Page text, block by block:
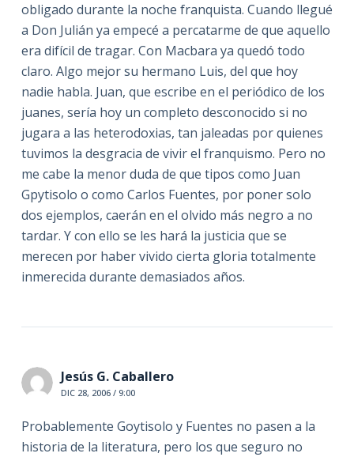
obligado durante la noche franquista. Cuando llegué
a Don Julián ya empecé a percatarme de que aquello
era difícil de tragar. Con Macbara ya quedó todo
claro. Algo mejor su hermano Luis, del que hoy
nadie habla. Juan, que escribe en el periódico de los
juanes, sería hoy un completo desconocido si no
jugara a las heterodoxias, tan jaleadas por quienes
tuvimos la desgracia de vivir el franquismo. Pero no
me cabe la menor duda de que tipos como Juan
Gpytisolo o como Carlos Fuentes, por poner solo
dos ejemplos, caerán en el olvido más negro a no
tardar. Y con ello se les hará la justicia que se
merecen por haber vivido cierta gloria totalmente
inmerecida durante demasiados años.
Jesús G. Caballero
DIC 28, 2006 / 9:00
Probablemente Goytisolo y Fuentes no pasen a la
historia de la literatura, pero los que seguro no